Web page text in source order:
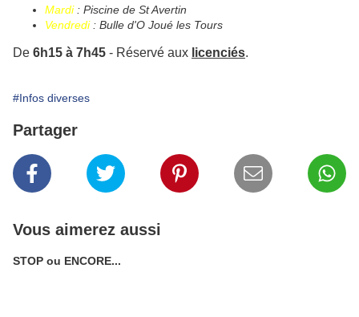
Mardi: Piscine de St Avertin
Vendredi: Bulle d'O Joué les Tours
De 6h15 à 7h45 - Réservé aux licenciés.
#Infos diverses
Partager
Vous aimerez aussi
STOP ou ENCORE...